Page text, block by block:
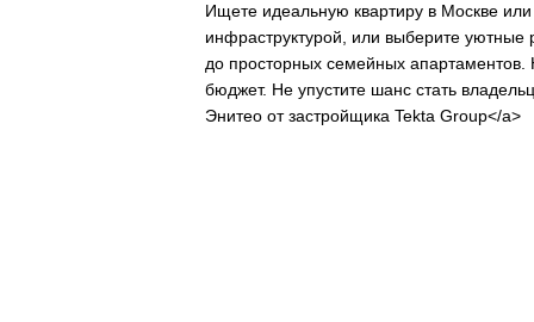
Ищете идеальную квартиру в Москве
инфраструктурой, или выберите
до просторных семейных
бюджет. Не упустите шанс стать
Энитео от застройщика Tekta Group</a>